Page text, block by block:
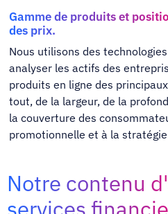
Gamme de produits et
des prix.
Nous utilisons des
analyser les actifs des
produits en ligne des
tout, de la largeur, de la
la couverture des
promotionnelle et à la
Notre contenu